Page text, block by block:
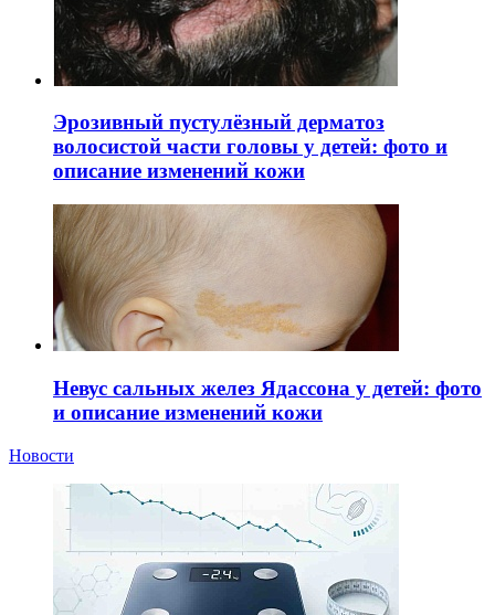
Эрозивный пустулёзный дерматоз
волосистой части головы у детей: фото и
описание изменений кожи
Невус сальных желез Ядассона у детей: фото
и описание изменений кожи
Новости